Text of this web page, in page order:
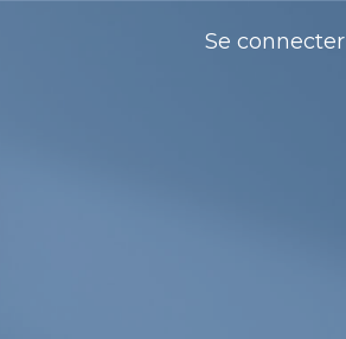
se connecter